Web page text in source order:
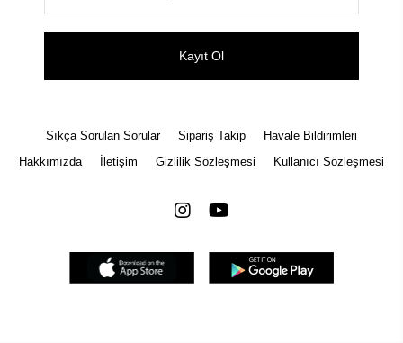
Kayıt Ol
Sıkça Sorulan Sorular Sipariş Takip
Havale Bildirimleri
Hakkımızda
İletişim Gizlilik Sözleşmesi Kullanıcı Sözleşmesi